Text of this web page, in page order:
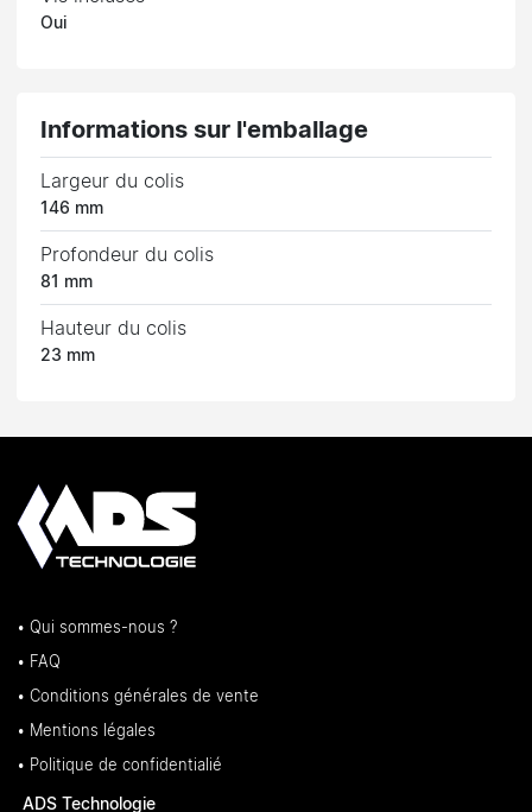
Oui
Informations sur l'emballage
Largeur du colis
146 mm
Profondeur du colis
81 mm
Hauteur du colis
23 mm
• Qui sommes-nous ?
• FAQ
• Conditions générales de vente
• Mentions légales
• Politique de confidentialié
ADS Technologie